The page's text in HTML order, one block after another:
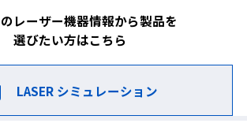
レーザー機器情報から製品を
選びたい方はこちら
LASER シミュレーション